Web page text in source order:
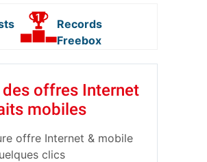
Records
Freebox
offres Internet
mobiles
offre Internet & mobile
clics